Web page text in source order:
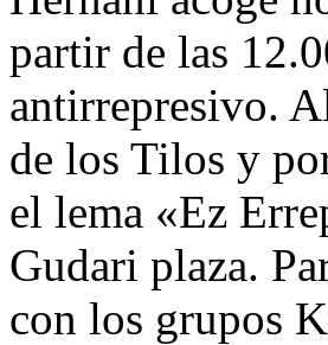
partir de las
antirrepresivo.
de los Tilos y
el lema «Ez
Gudari plaza.
con los grupos